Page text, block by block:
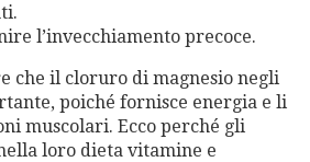
l’invecchiamento precoce.
che il cloruro di magnesio negli
poiché fornisce energia e li
muscolari. Ecco perché gli
loro dieta vitamine e